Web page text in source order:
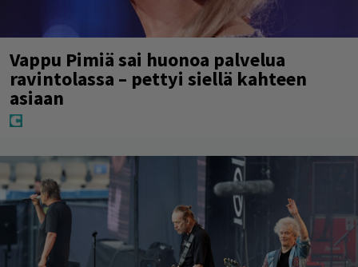
Vappu Pimiä sai huonoa palvelua
ravintolassa – pettyi siellä kahteen
asiaan